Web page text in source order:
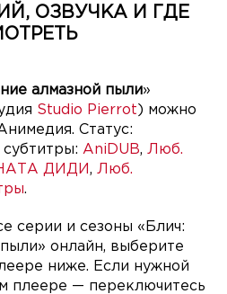
ОЗВУЧКА И ГДЕ
алмазной пыли»
Studio Pierrot ) можно
Статус:
субтитры: AniDUB, Люб.
ДИДИ , Люб.
.
серии и сезоны «Блич:
онлайн, выберите
ниже. Если нужной
плеере — переключитесь